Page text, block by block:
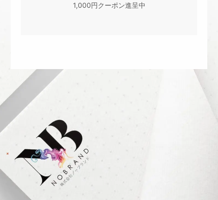
1,000円クーポン進呈中